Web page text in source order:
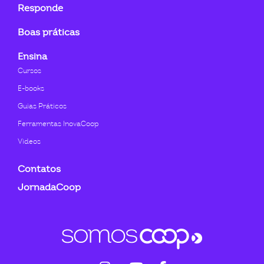
Responde
Boas práticas
Ensina
Cursos
E-books
Guias Práticos
Ferramentas InovaCoop
Videos
Contatos
JornadaCoop